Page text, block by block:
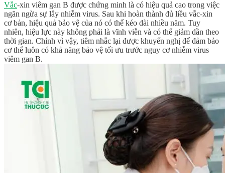
Vắc-xin viêm gan B được chứng minh là có hiệu quả cao trong việc
ngăn ngừa sự lây nhiễm virus. Sau khi hoàn thành đủ liều vắc-xin
cơ bản, hiệu quả bảo vệ của nó có thể kéo dài nhiều năm. Tuy
nhiên, hiệu lực này không phải là vĩnh viễn và có thể giảm dần theo
thời gian. Chính vì vậy, tiêm nhắc lại được khuyến nghị để đảm bảo
cơ thể luôn có khả năng bảo vệ tối ưu trước nguy cơ nhiễm virus
viêm gan B.